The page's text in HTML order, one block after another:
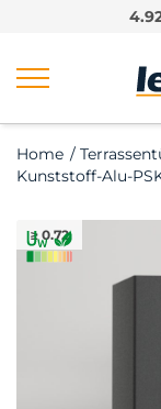
Home /
Kunststoff-Alu-
≥ 0.72